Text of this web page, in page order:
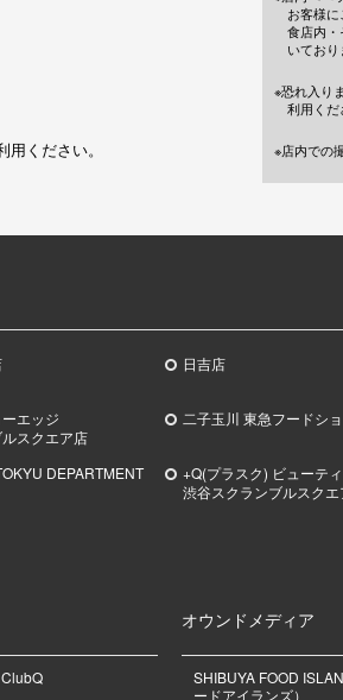
ください。
お客様
食店内
いてお
※恐れ入り
利用くだ
※店内での
日吉店
エッジ
スクエア店
二子玉川 東急フードシ
DEPARTMENT
+Q(プラスク) ビューテ
渋谷スクランブルスクエ
オウンドメディア
SHIBUYA FOOD
ードアイランズ）